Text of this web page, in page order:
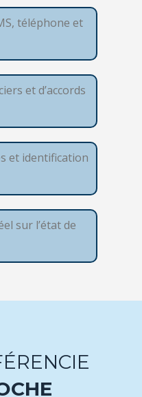
téléphone et
et d’accords
et identification
sur l’état de